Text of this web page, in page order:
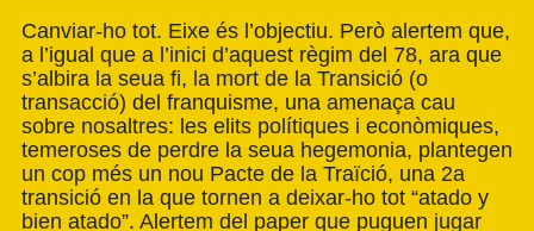
Canviar-ho tot. Eixe és l’objectiu. Però alertem que,
a l’igual que a l’inici d’aquest règim del 78, ara que
s’albira la seua fi, la mort de la Transició (o
transacció) del franquisme, una amenaça cau
sobre nosaltres: les elits polítiques i econòmiques,
temeroses de perdre la seua hegemonia, plantegen
un cop més un nou Pacte de la Traïció, una 2a
transició en la que tornen a deixar-ho tot “atado y
bien atado”. Alertem del paper que puguen jugar